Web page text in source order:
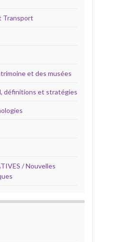
Transport
et des musées
définitions et stratégies
/ Nouvelles